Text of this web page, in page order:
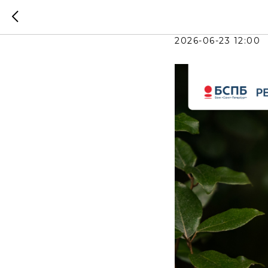
2026-06-23 12:00